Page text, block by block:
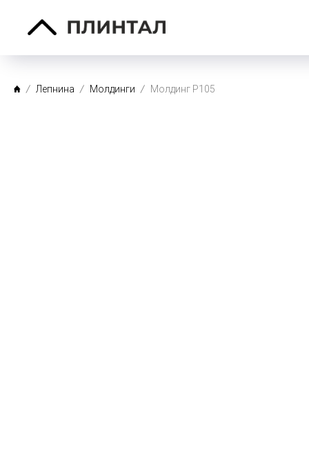
Лепнина Молдинги Молдинг P105